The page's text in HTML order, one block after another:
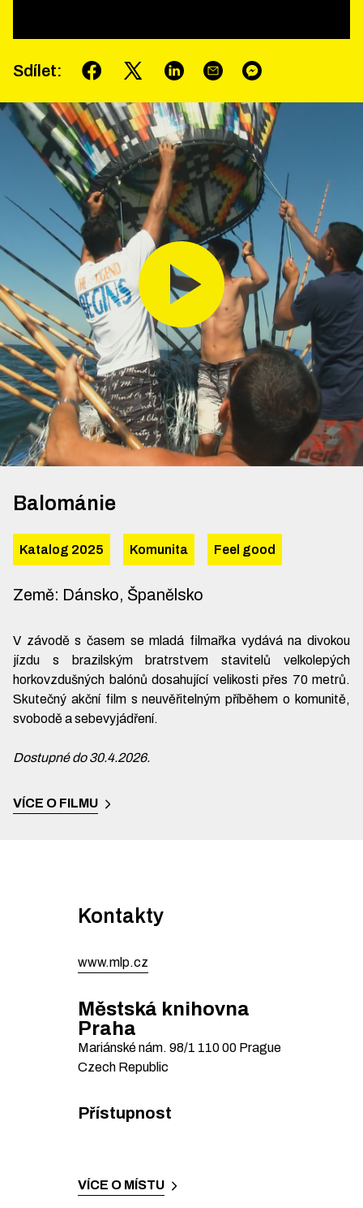
Sdílet:
Balománie
Katalog 2025 Komunita Feel good
Země: Dánsko, Španělsko
V závodě s časem se mladá filmařka vydává na divokou
jízdu s brazilským bratrstvem stavitelů velkolepých
horkovzdušných balónů dosahující velikosti přes 70 metrů.
Skutečný akční film s neuvěřitelným příběhem o komunitě,
svobodě a sebevyjádření.
Dostupné do 30.4.2026.
VÍCE O FILMU
Kontakty
www.mlp.cz
Městská knihovna
Praha
Mariánské nám. 98/1 110 00 Prague
Czech Republic
Přístupnost
VÍCE O MÍSTU